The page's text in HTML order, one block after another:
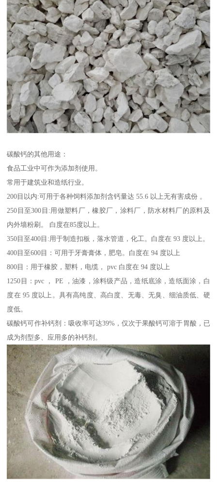
碳酸钙的其他用途：
食品工业中可作为添加剂使用。
常用于建筑业和造纸行业。
200目以内:可用于各种饲料添加剂含钙量达 55.6 以上无有害成份 。
250目至300目:用做塑料厂，橡胶厂，涂料厂，防水材料厂的原料及
内外墙粉刷。 白度在85度以上。
350目至400目:用于制造扣板，落水管道，化工。白度在 93 度以上。
400目至600目：可用于牙膏膏体，肥皂。白度在 94 度以上
800目：用于橡胶，塑料，电缆， pvc 白度在 94 度以上
1250目：pvc ， PE ，油漆，涂料级产品，造纸底涂，造纸面涂，白
度在 95 度以上。具有高纯度、高白度、无毒、无臭、细油质低、硬
度低。
碳酸钙可作补钙剂：吸收率可达39%，仅次于果酸钙可溶于胃酸，已
成为剂型多、应用多的补钙剂。